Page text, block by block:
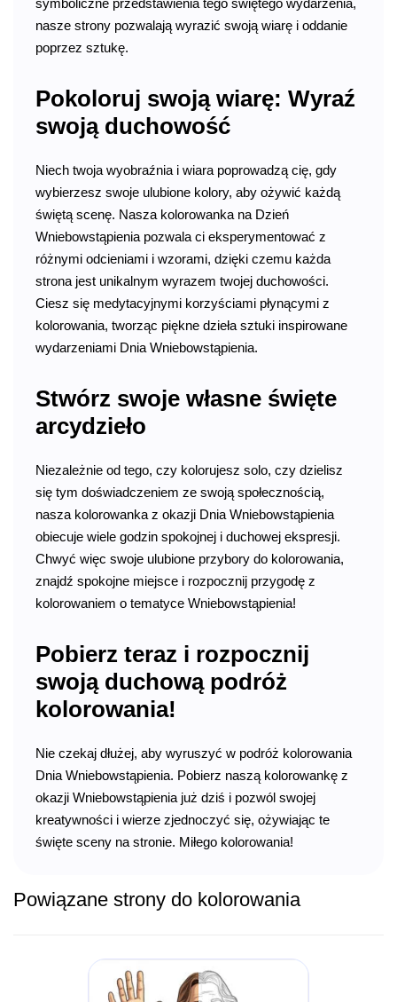
nasze strony pozwalają wyrazić swoją wiarę i oddanie
poprzez sztukę.
Pokoloruj swoją wiarę: Wyraź
swoją duchowość
Niech twoja wyobraźnia i wiara poprowadzą cię, gdy
wybierzesz swoje ulubione kolory, aby ożywić każdą
świętą scenę. Nasza kolorowanka na Dzień
Wniebowstąpienia pozwala ci eksperymentować z
różnymi odcieniami i wzorami, dzięki czemu każda
strona jest unikalnym wyrazem twojej duchowości.
Ciesz się medytacyjnymi korzyściami płynącymi z
kolorowania, tworząc piękne dzieła sztuki inspirowane
wydarzeniami Dnia Wniebowstąpienia.
Stwórz swoje własne święte
arcydzieło
Niezależnie od tego, czy kolorujesz solo, czy dzielisz
się tym doświadczeniem ze swoją społecznością,
nasza kolorowanka z okazji Dnia Wniebowstąpienia
obiecuje wiele godzin spokojnej i duchowej ekspresji.
Chwyć więc swoje ulubione przybory do kolorowania,
znajdź spokojne miejsce i rozpocznij przygodę z
kolorowaniem o tematyce Wniebowstąpienia!
Pobierz teraz i rozpocznij
swoją duchową podróż
kolorowania!
Nie czekaj dłużej, aby wyruszyć w podróż kolorowania
Dnia Wniebowstąpienia. Pobierz naszą kolorowankę z
okazji Wniebowstąpienia już dziś i pozwól swojej
kreatywności i wierze zjednoczyć się, ożywiając te
święte sceny na stronie. Miłego kolorowania!
Powiązane strony do kolorowania